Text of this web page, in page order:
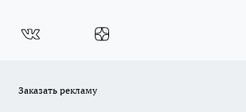
Заказать рекламу